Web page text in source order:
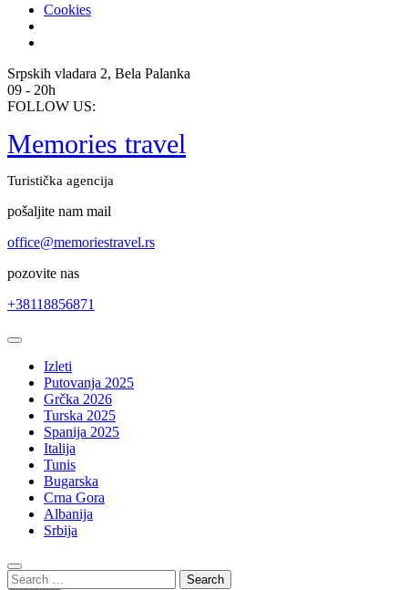
Cookies
Skip
to
content
Srpskih vladara 2, Bela Palanka
09 - 20h
FOLLOW US:
Memories travel
Turistička agencija
pošaljite nam mail
office@memoriestravel.rs
pozovite nas
+38118856871
Open
ButtonIzleti
Putovanja 2025
Grčka 2026
Turska 2025
Spanija 2025
Italija
Tunis
Bugarska
Crna Gora
Albanija
Srbija
Close
Button
Search